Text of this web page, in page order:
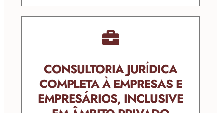
CONSULTORIA JURÍDICA
COMPLETA À EMPRESAS E
EMPRESÁRIOS, INCLUSIVE